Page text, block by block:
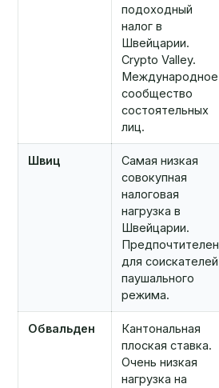
подоходный
налог в
Швейцарии.
Crypto Valley.
Международное
сообщество
состоятельных
лиц.
Швиц
Самая низкая
совокупная
налоговая
нагрузка в
Швейцарии.
Предпочтителен
для соискателей
паушального
режима.
Обвальден
Кантональная
плоская ставка.
Очень низкая
нагрузка на